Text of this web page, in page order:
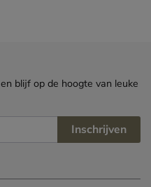
en blijf op de hoogte van leuke
Inschrijven